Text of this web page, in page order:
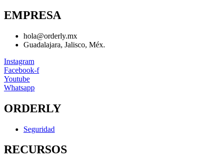
EMPRESA
hola@orderly.mx
Guadalajara, Jalisco, Méx.
Instagram
Facebook-f
Youtube
Whatsapp
ORDERLY
Seguridad
RECURSOS